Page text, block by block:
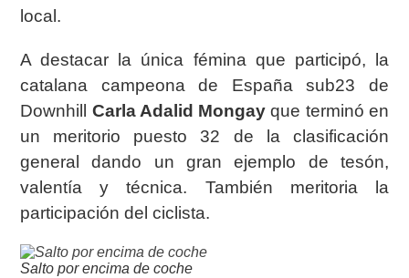
local.
A destacar la única fémina que participó, la
catalana campeona de España sub23 de
Downhill Carla Adalid Mongay que terminó en
un meritorio puesto 32 de la clasificación
general dando un gran ejemplo de tesón,
valentía y técnica. También meritoria la
participación del ciclista.
Salto por encima de coche